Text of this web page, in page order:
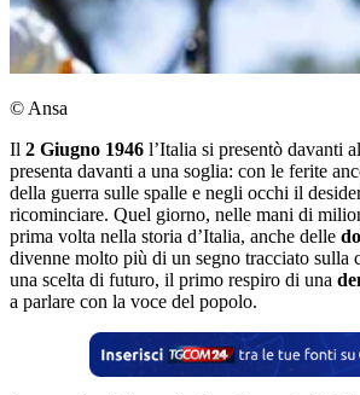
© Ansa
Il 2 Giugno 1946 l’Italia si presentò davanti
presenta davanti a una soglia: con le ferite
della guerra sulle spalle e negli occhi il
ricominciare. Quel giorno, nelle mani di
prima volta nella storia d’Italia, anche delle
divenne molto più di un segno tracciato sulla
una scelta di futuro, il primo respiro di una
a parlare con la voce del popolo.